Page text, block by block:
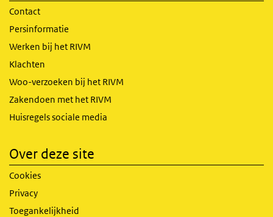
Contact
Persinformatie
Werken bij het RIVM
Klachten
Woo-verzoeken bij het RIVM
Zakendoen met het RIVM
Huisregels sociale media
Over deze site
Cookies
Privacy
Toegankelijkheid